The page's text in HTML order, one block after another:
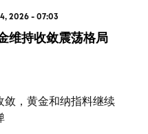
2026 - 07:03
维持收敛震荡格局